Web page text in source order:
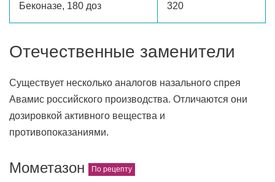
Беконазе, 180 доз 320
Отечественные заменители
Существует несколько аналогов назального спрея
Авамис российского производства. Отличаются они
дозировкой активного вещества и
противопоказаниями.
Мометазон